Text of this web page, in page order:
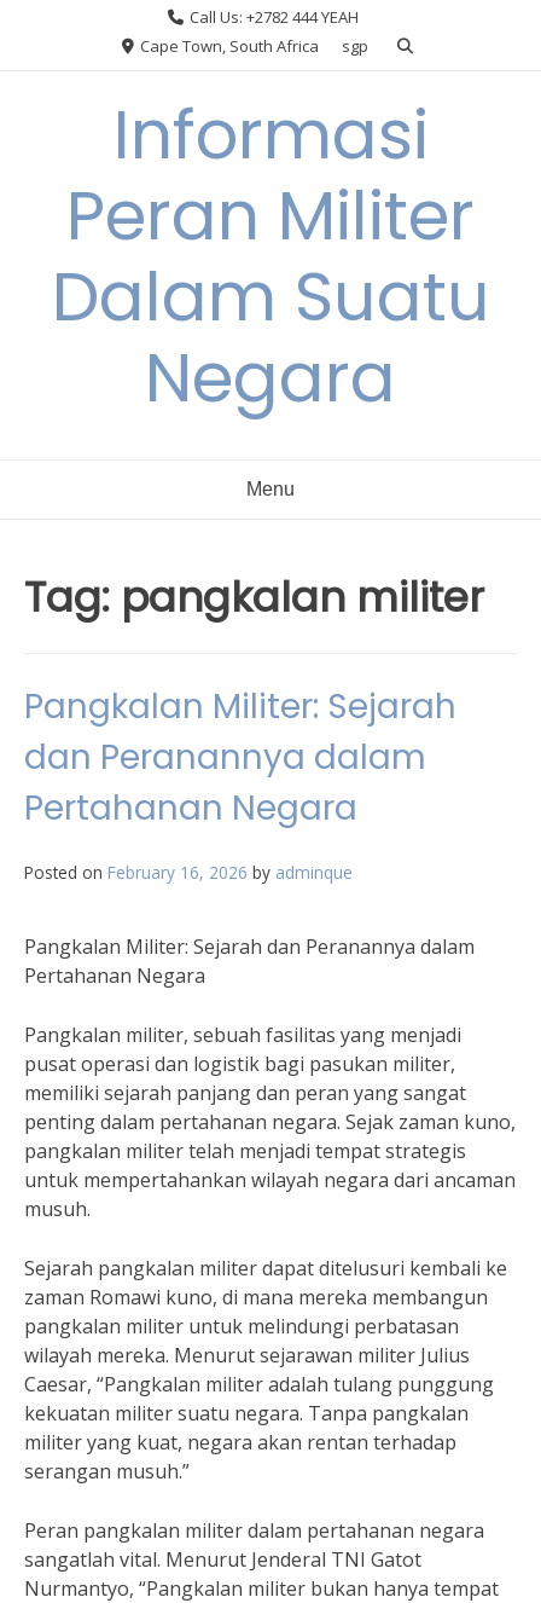
Call Us: +2782 444 YEAH
Cape Town, South Africa
sgp
Informasi
Peran Militer
Dalam Suatu
Negara
Menu
Tag: pangkalan militer
Pangkalan Militer: Sejarah
dan Peranannya dalam
Pertahanan Negara
Posted on February 16, 2026 by adminque
Pangkalan Militer: Sejarah dan Peranannya dalam
Pertahanan Negara
Pangkalan militer, sebuah fasilitas yang menjadi
pusat operasi dan logistik bagi pasukan militer,
memiliki sejarah panjang dan peran yang sangat
penting dalam pertahanan negara. Sejak zaman kuno,
pangkalan militer telah menjadi tempat strategis
untuk mempertahankan wilayah negara dari ancaman
musuh.
Sejarah pangkalan militer dapat ditelusuri kembali ke
zaman Romawi kuno, di mana mereka membangun
pangkalan militer untuk melindungi perbatasan
wilayah mereka. Menurut sejarawan militer Julius
Caesar, “Pangkalan militer adalah tulang punggung
kekuatan militer suatu negara. Tanpa pangkalan
militer yang kuat, negara akan rentan terhadap
serangan musuh.”
Peran pangkalan militer dalam pertahanan negara
sangatlah vital. Menurut Jenderal TNI Gatot
Nurmantyo, “Pangkalan militer bukan hanya tempat